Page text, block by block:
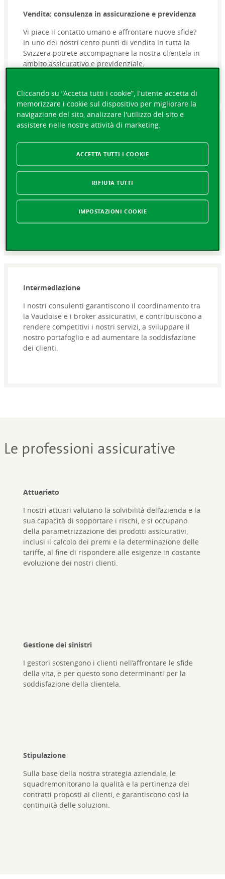
Vendita: consulenza in assicurazione e previdenza
Vi piace il contatto umano e affrontare nuove sfide?
In uno dei nostri cento punti di vendita in tutta la
Svizzera potrete accompagnare la nostra clientela in
ambito assicurativo e previdenziale.
Le nostre collaboratrici e i nostri collaboratori
accolgono i clienti nelle agenzie o rispondono al
telefono alle loro domande, analizzano e gestiscono i
contratti per i nostri consulenti e i broker nei settori
privato e aziendale. Secondo le competenze
la gestione degli incarti di sinistro.
Intermediazione
I nostri consulenti garantiscono il coordinamento tra
la Vaudoise e i broker assicurativi, e contribuiscono a
rendere competitivi i nostri servizi, a sviluppare il
nostro portafoglio e ad aumentare la soddisfazione
dei clienti.
Le professioni assicurative
Attuariato
I nostri attuari valutano la solvibilità dell’azienda e la
sua capacità di sopportare i rischi, e si occupano
della parametrizzazione dei prodotti assicurativi,
inclusi il calcolo dei premi e la determinazione delle
tariffe, al fine di rispondere alle esigenze in costante
evoluzione dei nostri clienti.
Gestione dei sinistri
I gestori sostengono i clienti nell’affrontare le sfide
della vita, e per questo sono determinanti per la
soddisfazione della clientela.
Stipulazione
Sulla base della nostra strategia aziendale, le
squadremonitorano la qualità e la pertinenza dei
contratti proposti ai clienti, e garantiscono così la
continuità delle soluzioni.
Cliccando su “Accetta tutti i cookie”, l'utente accetta di
memorizzare i cookie sul dispositivo per migliorare la
navigazione del sito, analizzare l'utilizzo del sito e
assistere nelle nostre attività di marketing.
RIFIUTA TUTTI
ACCETTA TUTTI I COOKIE
IMPOSTAZIONI COOKIE